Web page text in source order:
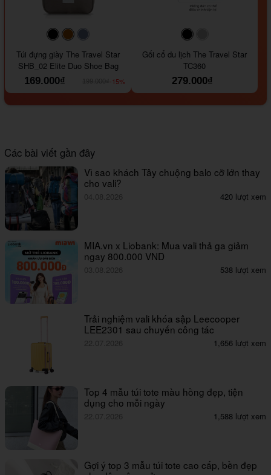
#000000#964B00
Túi đựng giày The Travel Star
SHB_02 Elite Duo Shoe Bag
169.000₫
-15%
#000000
Gối cổ du lịch The Travel Star
TC360
279.000₫
Các bài viết gần đây
Vì sao khách Tây chuộng balo cỡ lớn thay
cho vali?
04.08.2026 420 lượt xem
MIA.vn x Liobank: Mua vali thả ga giảm
ngay 800.000 VND
03.08.2026 538 lượt xem
Trải nghiệm vali khóa sập Leecooper
LEE2301 sau chuyến công tác
22.07.2026 1,656 lượt xem
Top 4 mẫu túi tote màu hồng đẹp, tiện
dụng cho mỗi ngày
22.07.2026 1,588 lượt xem
Gợi ý top 3 mẫu túi tote cao cấp, bền đẹp